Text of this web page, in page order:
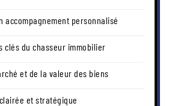
accompagnement personnalisé
clés du chasseur immobilier
et de la valeur des biens
et stratégique